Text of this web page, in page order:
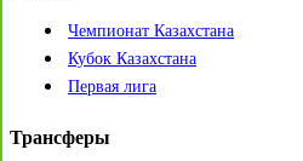
Чемпионат Казахстана
Кубок Казахстана
Первая лига
Трансферы